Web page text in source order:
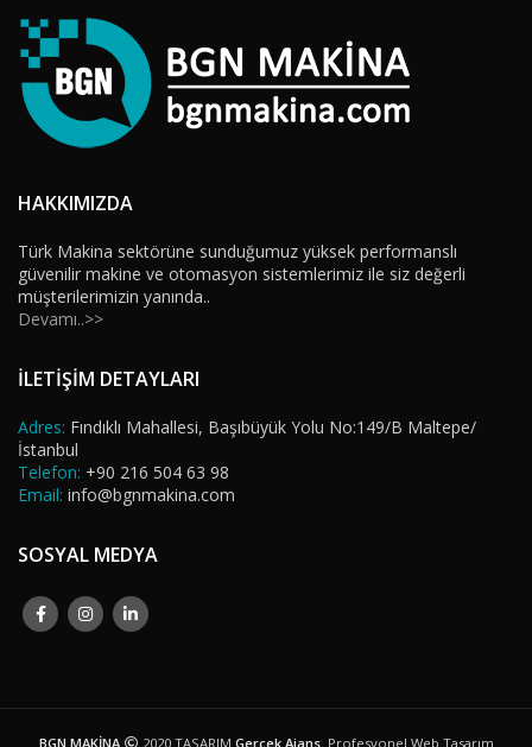
HAKKIMIZDA
Türk Makina sektörüne sunduğumuz yüksek performanslı
güvenilir makine ve otomasyon sistemlerimiz ile siz değerli
müşterilerimizin yanında..
Devamı..>>
İLETİŞİM DETAYLARI
Adres: Fındıklı Mahallesi, Başıbüyük Yolu No:149/B Maltepe/
İstanbul
Telefon: +90 216 504 63 98
Email: info@bgnmakina.com
SOSYAL MEDYA
BGN MAKİNA 2020 TASARIM Gerçek Ajans. Profesyonel Web Tasarım